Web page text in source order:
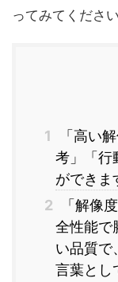
ってみてください
1
「高い
考」「行
ができ
2
「解像
全性能で
い品質で
言葉とし